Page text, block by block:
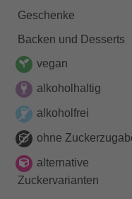
Geschenke
Backen und Desserts
vegan
alkoholhaltig
alkoholfrei
ohne
alternative
Zuckervarianten